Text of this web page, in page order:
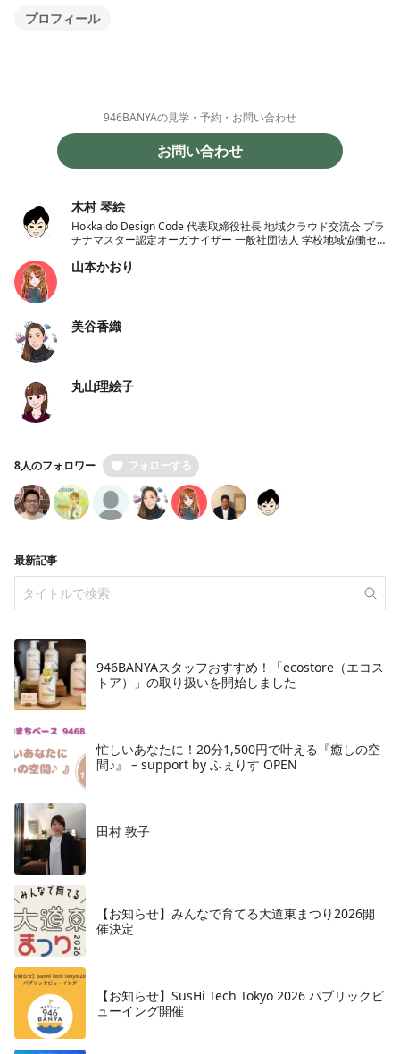
プロフィール
946BANYAの見学・予約・お問い合わせ
お問い合わせ
木村 琴絵
Hokkaido Design Code 代表取締役社長 地域クラウド交流会 プラ
チナマスター認定オーガナイザー 一般社団法人 学校地域恊働セ
山本かおり
美谷香織
丸山理絵子
8人のフォロワー フォローする
最新記事
946BANYAスタッフおすすめ！「ecostore（エコス
トア）」の取り扱いを開始しました
忙しいあなたに！20分1,500円で叶える『癒しの空
間♪』 – support by ふぇりす OPEN
田村 敦子
【お知らせ】みんなで育てる大道東まつり2026開
催決定
【お知らせ】SusHi Tech Tokyo 2026 パブリックビ
ューイング開催